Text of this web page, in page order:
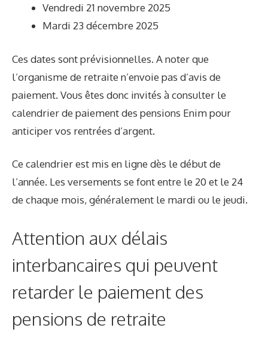
Vendredi 21 novembre 2025
Mardi 23 décembre 2025
Ces dates sont prévisionnelles. A noter que
l’organisme de retraite n’envoie pas d’avis de
paiement. Vous êtes donc invités à consulter le
calendrier de paiement des pensions Enim pour
anticiper vos rentrées d’argent.
Ce calendrier est mis en ligne dès le début de
l’année. Les versements se font entre le 20 et le 24
de chaque mois, généralement le mardi ou le jeudi.
Attention aux délais
interbancaires qui peuvent
retarder le paiement des
pensions de retraite